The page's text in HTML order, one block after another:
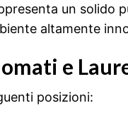
un solido
altamente
e
posizioni: